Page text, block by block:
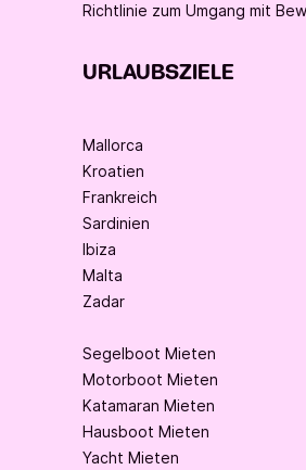
Richtlinie zum Umgang mit
URLAUBSZIELE
Mallorca
Kroatien
Frankreich
Sardinien
Ibiza
Malta
Zadar
Segelboot Mieten
Motorboot Mieten
Katamaran Mieten
Hausboot Mieten
Yacht Mieten